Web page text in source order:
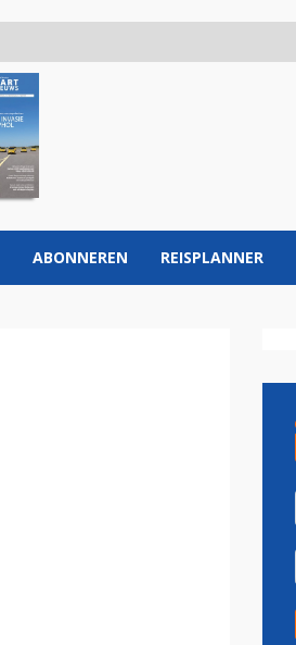
ABONNEREN REISPLANNER